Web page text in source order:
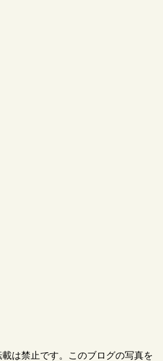
は禁止です。このブログの写真を